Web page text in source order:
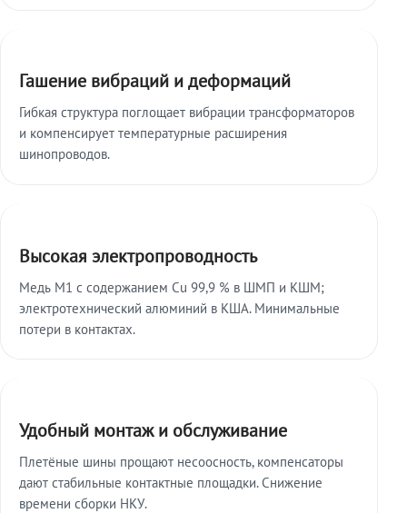
Гашение вибраций и деформаций
Гибкая структура поглощает вибрации трансформаторов
и компенсирует температурные расширения
шинопроводов.
Высокая электропроводность
Медь М1 с содержанием Cu 99,9 % в ШМП и КШМ;
электротехнический алюминий в КША. Минимальные
потери в контактах.
Удобный монтаж и обслуживание
Плетёные шины прощают несоосность, компенсаторы
дают стабильные контактные площадки. Снижение
времени сборки НКУ.